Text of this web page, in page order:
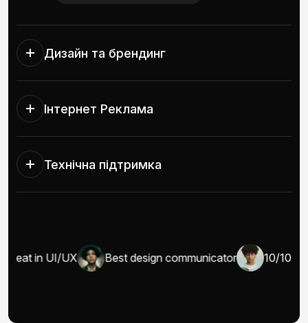
Дизайн та брендинг
Інтернет Реклама
Технічна підтримка
in UI/UX Best design communicator 10/10